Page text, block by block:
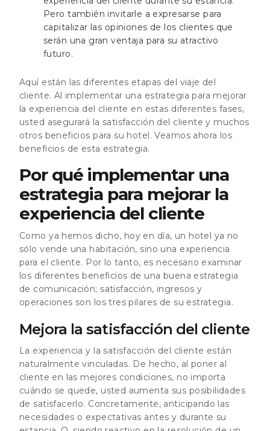
Pero también invitarle a expresarse para
capitalizar las opiniones de los clientes que
serán una gran ventaja para su atractivo
futuro.
Aquí están las diferentes etapas del viaje del
cliente. Al implementar una estrategia para mejorar
la experiencia del cliente en estas diferentes fases,
usted asegurará la satisfacción del cliente y muchos
otros beneficios para su hotel. Veamos ahora los
beneficios de esta estrategia.
Por qué implementar una
estrategia para mejorar la
experiencia del cliente
Como ya hemos dicho, hoy en día, un hotel ya no
sólo vende una habitación, sino una experiencia
para el cliente. Por lo tanto, es necesario examinar
los diferentes beneficios de una buena estrategia
de comunicación; satisfacción, ingresos y
operaciones son los tres pilares de su estrategia.
Mejora la satisfacción del cliente
La experiencia y la satisfacción del cliente están
naturalmente vinculadas. De hecho, al poner al
cliente en las mejores condiciones, no importa
cuándo se quede, usted aumenta sus posibilidades
de satisfacerlo. Concretamente, anticipando las
necesidades o expectativas antes y durante su